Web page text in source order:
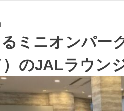
ミニオンパー
のJALラウン